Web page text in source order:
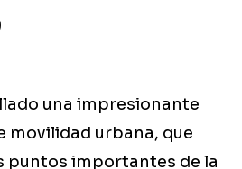
una impresionante
movilidad urbana, que
puntos importantes de la